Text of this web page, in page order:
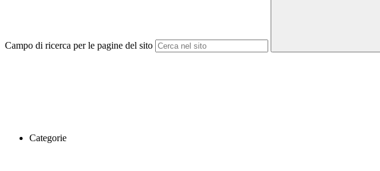
Campo di ricerca per le pagine del sito
Categorie